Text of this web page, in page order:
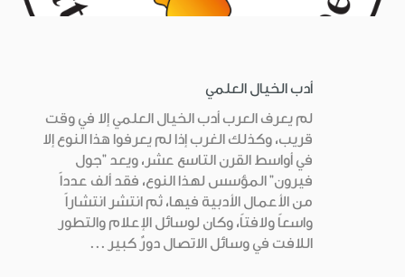
أدب الخيال العلمي
لم يعرف العرب أدب الخيال العلمي إلا في وقت
قريب، وكذلك الغرب إذا لم يعرفوا هذا النوع إلا
في أواسط القرن التاسع عشر، ويعد "جول
فيرون" المؤسس لهذا النوع، فقد ألف عدداً
من الأعمال الأدبية فيها، ثم انتشر انتشاراً
واسعاً ولافتاً، وكان لوسائل الإعلام والتطور
اللافت في وسائل الاتصال دورٌ كبير ...